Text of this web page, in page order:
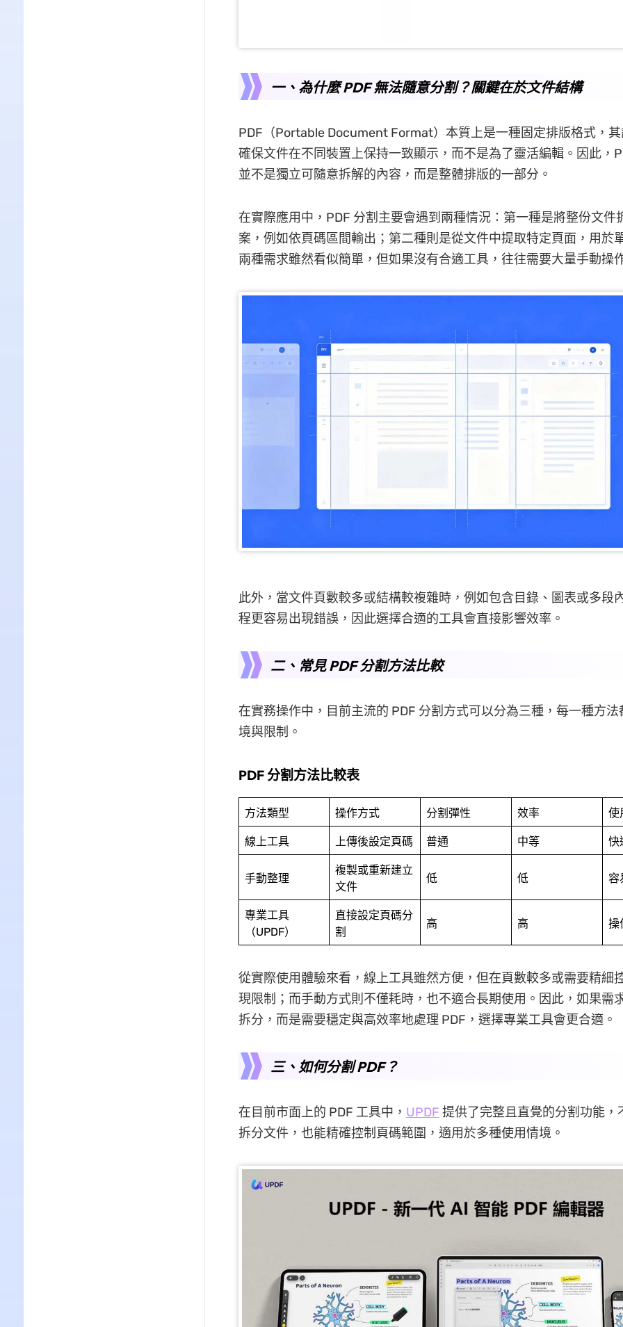
一、為什麼 PDF 無法隨意分割？關鍵在於文件結構
PDF（Portable Document Format）本質上是一種固定排版格式，
確保文件在不同裝置上保持一致顯示，而不是為了靈活編輯。因此，
並不是獨立可隨意拆解的內容，而是整體排版的一部分。
在實際應用中，PDF 分割主要會遇到兩種情況：第一種是將整份文件
案，例如依頁碼區間輸出；第二種則是從文件中提取特定頁面，用於
兩種需求雖然看似簡單，但如果沒有合適工具，往往需要大量手動操
此外，當文件頁數較多或結構較複雜時，例如包含目錄、圖表或多段
程更容易出現錯誤，因此選擇合適的工具會直接影響效率。
二、常見 PDF 分割方法比較
在實務操作中，目前主流的 PDF 分割方式可以分為三種，每一種方
境與限制。
PDF 分割方法比較表
方法類型 操作方式 分割彈性 效率 使
線上工具 上傳後設定頁碼 普通 中等 快
手動整理
複製或重新建立
文件
低 低 容
專業工具
（UPDF）
直接設定頁碼分
割
高 高 操
從實際使用體驗來看，線上工具雖然方便，但在頁數較多或需要精細
現限制；而手動方式則不僅耗時，也不適合長期使用。因此，如果需
拆分，而是需要穩定與高效率地處理 PDF，選擇專業工具會更合適。
三、如何分割 PDF？
在目前市面上的 PDF 工具中， UPDF 提供了完整且直覺的分割功能，
拆分文件，也能精確控制頁碼範圍，適用於多種使用情境。